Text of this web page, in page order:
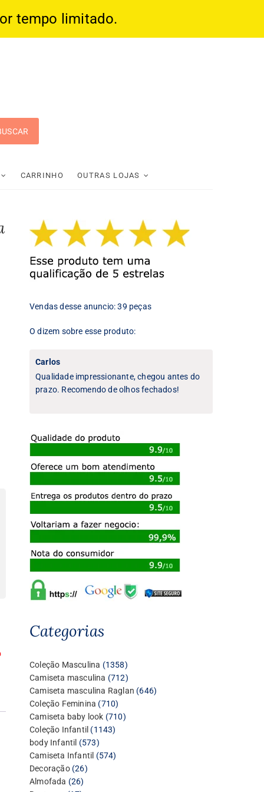
tempo limitado.
CARRINHO OUTRAS LOJAS
Vendas desse anuncio: 39 peças
O dizem sobre esse produto:
Carlos
Qualidade impressionante, chegou antes do
prazo. Recomendo de olhos fechados!
Categorias
Coleção Masculina 13581358
produtos
Camiseta masculina 712712
produtos
Camiseta masculina Raglan 646646
Coleção Feminina 710710
produtos
Camiseta baby look 710710
Coleção Infantil 11431143
body Infantil 573573
produtos
Camiseta Infantil 574574
Decoração 2626
Almofada 2626